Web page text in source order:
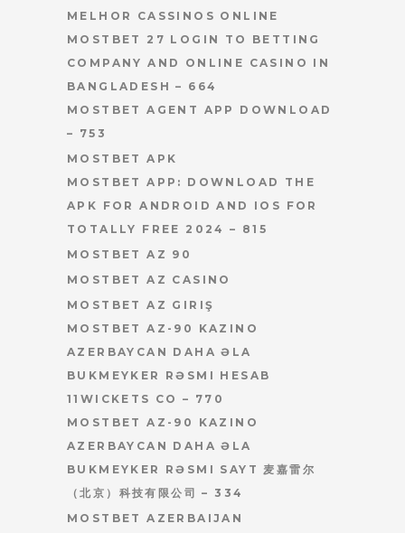
MELHOR CASSINOS ONLINE
MOSTBET 27 LOGIN TO BETTING
COMPANY AND ONLINE CASINO IN
BANGLADESH – 664
MOSTBET AGENT APP DOWNLOAD
– 753
MOSTBET APK
MOSTBET APP: DOWNLOAD THE
APK FOR ANDROID AND IOS FOR
TOTALLY FREE 2024 – 815
MOSTBET AZ 90
MOSTBET AZ CASINO
MOSTBET AZ GIRIŞ
MOSTBET AZ-90 KAZINO
AZERBAYCAN DAHA ƏLA
BUKMEYKER RƏSMI HESAB
11WICKETS CO – 770
MOSTBET AZ-90 KAZINO
AZERBAYCAN DAHA ƏLA
BUKMEYKER RƏSMI SAYT 麦嘉雷尔
（北京）科技有限公司 – 334
MOSTBET AZERBAIJAN